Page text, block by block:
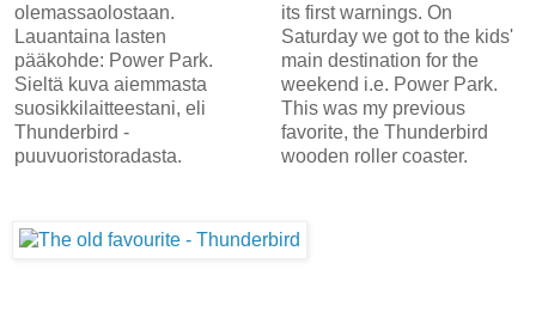
olemassaolostaan.
Lauantaina lasten
pääkohde: Power Park.
Sieltä kuva aiemmasta
suosikkilaitteestani, eli
Thunderbird -
puuvuoristoradasta.
its first warnings. On
Saturday we got to the kids'
main destination for the
weekend i.e. Power Park.
This was my previous
favorite, the Thunderbird
wooden roller coaster.